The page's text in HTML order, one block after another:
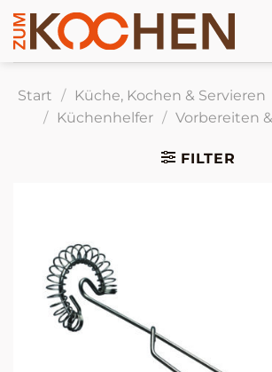
Zum
Inhalt
springen
Start / Küche, Kochen & Servieren
/
Küchenhelfer / Vorbereiten
FILTER